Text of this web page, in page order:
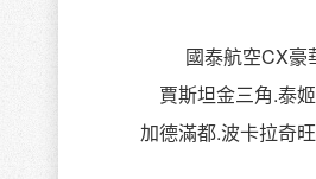
國泰航空CX豪
賈斯坦金三角.泰
加德滿都.波卡拉奇